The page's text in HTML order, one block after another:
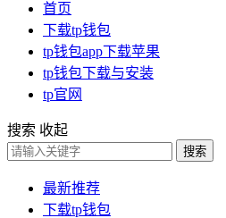
首页
下载tp钱包
tp钱包app下载苹果
tp钱包下载与安装
tp官网
搜索 收起
搜索
最新推荐
下载tp钱包